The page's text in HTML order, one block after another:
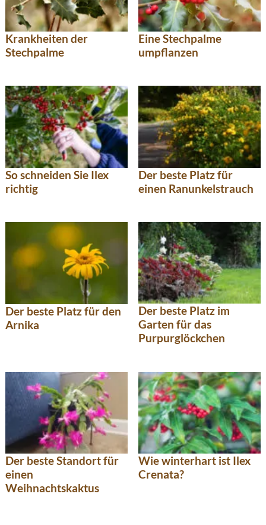
Krankheiten der
Stechpalme
Eine Stechpalme
umpflanzen
So schneiden Sie Ilex
richtig
Der beste Platz für
einen Ranunkelstrauch
Der beste Platz für den
Arnika
Der beste Platz im
Garten für das
Purpurglöckchen
Der beste Standort für
einen
Weihnachtskaktus
Wie winterhart ist Ilex
Crenata?